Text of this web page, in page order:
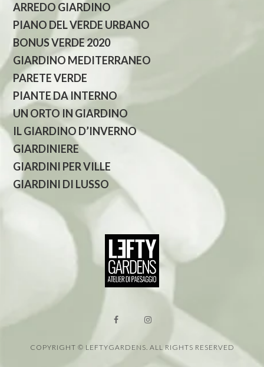
ARREDO GIARDINO
PIANO DEL VERDE URBANO
BONUS VERDE 2020
GIARDINO MEDITERRANEO
PARETE VERDE
PIANTE DA INTERNO
UN ORTO IN GIARDINO
IL GIARDINO D’INVERNO
GIARDINIERE
GIARDINI PER VILLE
GIARDINI DI LUSSO
COPYRIGHT © LEFTYGARDENS. ALL RIGHTS RESERVED